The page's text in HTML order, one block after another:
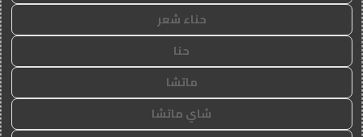
حناء شعر
حنا
ماتشا
شاي ماتشا